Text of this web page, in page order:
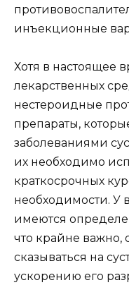
инъекционные
Хотя в настоящее
лекарственных
нестероидные
препараты,
заболеваниями
их необходимо
краткосрочных
необходимости. У
имеются
что крайне важно,
сказываться на
ускорению его